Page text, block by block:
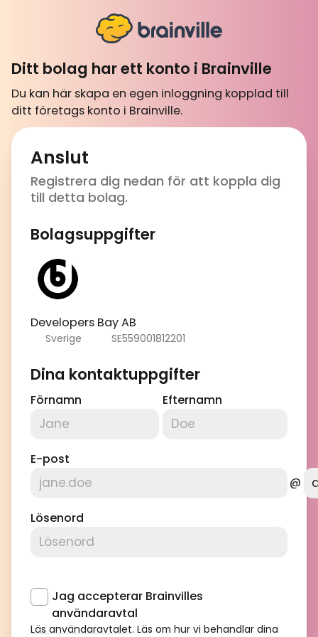
Anslut
Registrera dig nedan för att koppla dig
till detta bolag.
Bolagsuppgifter
Developers Bay AB
Sverige SE559001812201
Dina kontaktuppgifter
Förnamn Efternamn
E-post
@
Lösenord
Jag accepterar Brainvilles
användaravtal
Läs användaravtalet. Läs om hur vi behandlar dina
Ditt bolag har ett konto i Brainville
Du kan här skapa en egen inloggning kopplad till
ditt företags konto i Brainville.